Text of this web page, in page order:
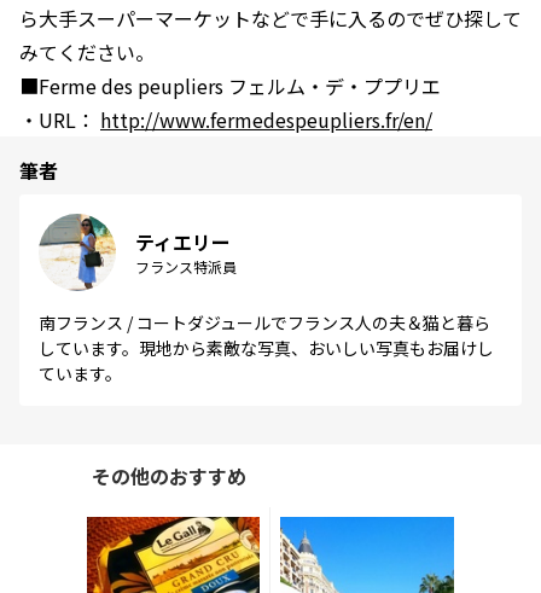
ら大手スーパーマーケットなどで手に入るのでぜひ探して
みてください。
■Ferme des peupliers フェルム・デ・ププリエ
・URL： http://www.fermedespeupliers.fr/en/
筆者
ティエリー
フランス特派員
南フランス / コートダジュールでフランス人の夫＆猫と暮ら
しています。現地から素敵な写真、おいしい写真もお届けし
ています。
その他のおすすめ